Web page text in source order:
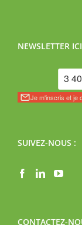
NEWSLETTER ICI
SUIVEZ-NOUS :
CONTACTEZ-